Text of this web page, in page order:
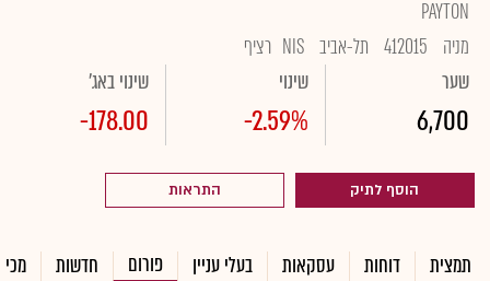
PAYTON
מניה
412015 תל-אביב NIS רציף
שער
6,700
שינוי
-2.59%
שינוי באג'
-178.00
הוסף לתיק התראות
תמצית דוחות עסקאות בעלי עניין פורום חדשות